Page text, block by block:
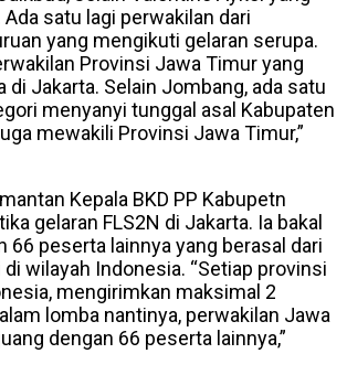
Ada satu lagi perwakilan dari
yang mengikuti gelaran serupa.
Provinsi Jawa Timur yang
di Jakarta. Selain Jombang, ada satu
menyanyi tunggal asal Kabupaten
mewakili Provinsi Jawa Timur,”
Kepala BKD PP Kabupetn
gelaran FLS2N di Jakarta. Ia bakal
66 peserta lainnya yang berasal dari
wilayah Indonesia. “Setiap provinsi
mengirimkan maksimal 2
lomba nantinya, perwakilan Jawa
dengan 66 peserta lainnya,”